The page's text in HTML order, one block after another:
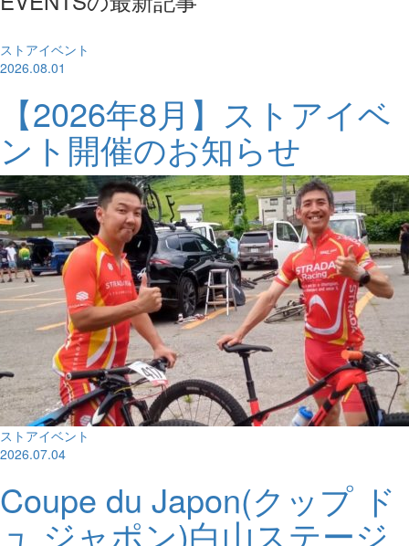
ストアイベント
2026.08.01
【2026年8月】ストアイベ
ント開催のお知らせ
ストアイベント
2026.07.04
Coupe du Japon(クップ ド
ュ ジャポン)白山ステージ